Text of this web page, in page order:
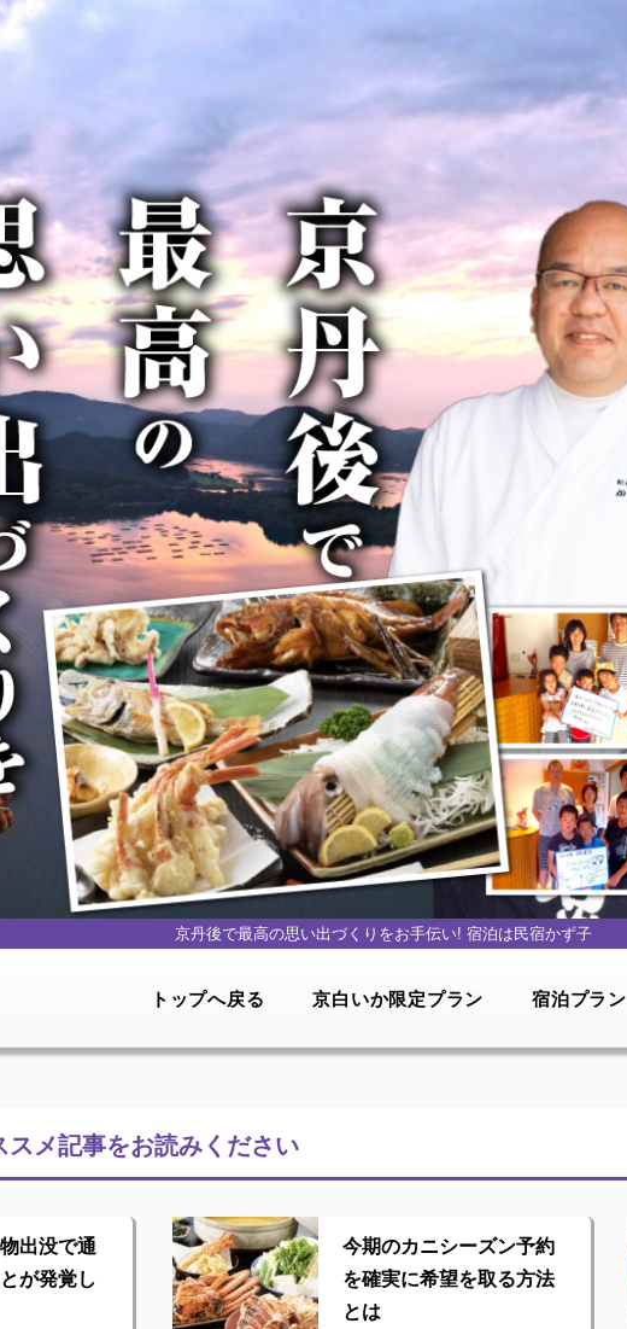
京丹後で最高の思い出づくりをお手伝い! 宿泊は民宿かず子
トップへ戻る 京白いか限定プラン 宿泊プラン
スメ記事をお読みください
出没で通
が発覚し
今期のカニシーズン予約
を確実に希望を取る方法
とは